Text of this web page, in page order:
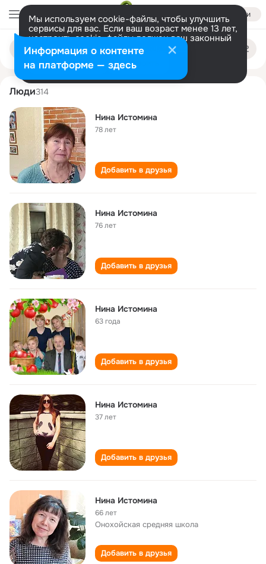
Войти
Мы используем cookie-файлы, чтобы улучшить
сервисы для вас. Если ваш возраст менее 13 лет,
настроить cookie-файлы должен ваш законный
представитель. Больше информации
Разрешить все Настроить
Поиск
людям
nina istomina
Люди314
Нина Истомина
78 лет
Добавить в друзья
Нина Истомина
76 лет
Добавить в друзья
Нина Истомина
63 года
Добавить в друзья
Нина Истомина
37 лет
Добавить в друзья
Нина Истомина
66 лет
Онохойская cредняя школа
Добавить в друзья
Информация о контенте
на платформе — здесь